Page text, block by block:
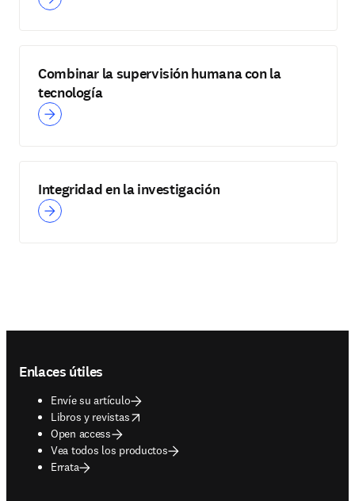
Combinar la supervisión humana con la
tecnología
Integridad en la investigación
Enlaces útiles
Envíe su artículo
Libros y revistas
opens in new tab/window
Open access
Vea todos los productos
Errata